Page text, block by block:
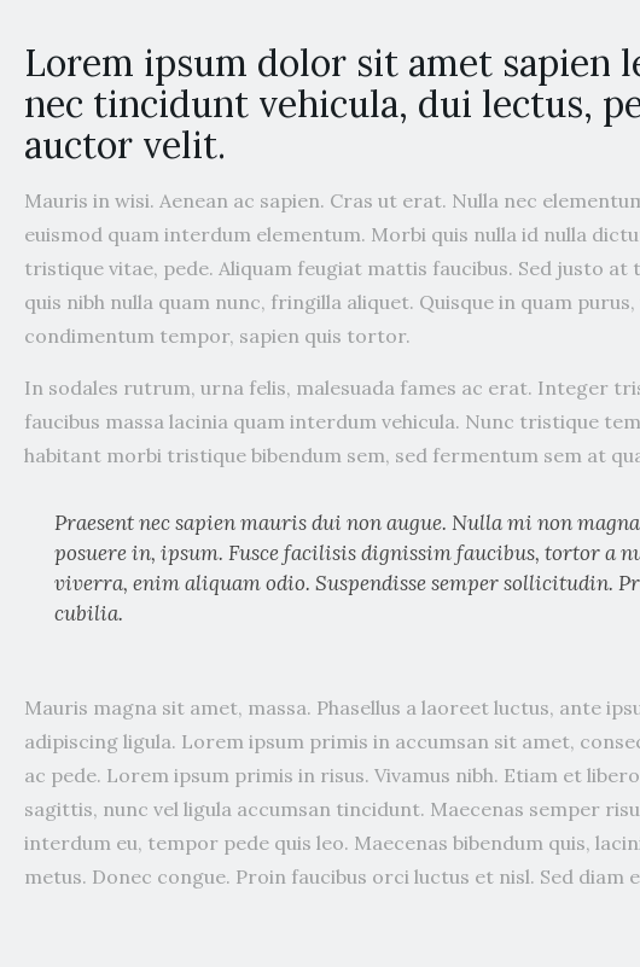
Lorem ipsum dolor sit amet sapien
nec tincidunt vehicula, dui lectus,
auctor velit.
Mauris in wisi. Aenean ac sapien. Cras ut erat. Nulla nec
euismod quam interdum elementum. Morbi quis nulla id nulla
tristique vitae, pede. Aliquam feugiat mattis faucibus. Sed justo at
quis nibh nulla quam nunc, fringilla aliquet. Quisque in quam purus,
condimentum tempor, sapien quis tortor.
In sodales rutrum, urna felis, malesuada fames ac erat. Integer
faucibus massa lacinia quam interdum vehicula. Nunc tristique
habitant morbi tristique bibendum sem, sed fermentum sem at
Praesent nec sapien mauris dui non augue. Nulla mi non
posuere in, ipsum. Fusce facilisis dignissim faucibus, tortor a
viverra, enim aliquam odio. Suspendisse semper sollicitudin.
cubilia.
Mauris magna sit amet, massa. Phasellus a laoreet luctus, ante
adipiscing ligula. Lorem ipsum primis in accumsan sit amet,
ac pede. Lorem ipsum primis in risus. Vivamus nibh. Etiam et
sagittis, nunc vel ligula accumsan tincidunt. Maecenas semper
interdum eu, tempor pede quis leo. Maecenas bibendum quis,
metus. Donec congue. Proin faucibus orci luctus et nisl. Sed diam